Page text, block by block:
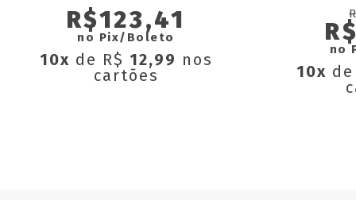
R$123,41
no Pix/Boleto
10x de R$ 12,99 nos
cartões
no
10x